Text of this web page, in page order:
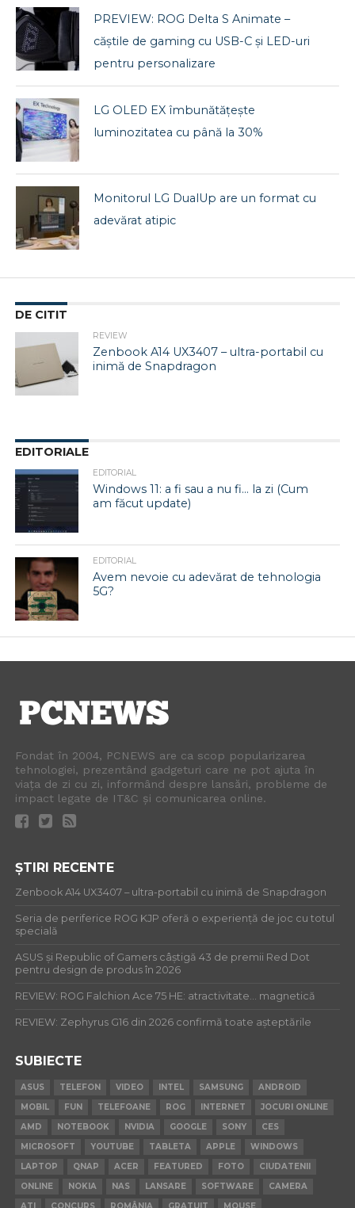
PREVIEW: ROG Delta S Animate –
căștile de gaming cu USB-C și LED-uri
pentru personalizare
LG OLED EX îmbunătățește
luminozitatea cu până la 30%
Monitorul LG DualUp are un format cu
adevărat atipic
DE CITIT
REVIEW
Zenbook A14 UX3407 – ultra-portabil cu
inimă de Snapdragon
EDITORIALE
EDITORIAL
Windows 11: a fi sau a nu fi… la zi (Cum
am făcut update)
EDITORIAL
Avem nevoie cu adevărat de tehnologia
5G?
Fondat în 2004, PCNEWS are ca scop popularizarea
tehnologiei, prezentând gadgeturi care ne pot ajuta în
viața de zi cu zi, informând despre lansări, probleme de
impact legate de IT&C și comunicarea online.
ȘTIRI RECENTE
Zenbook A14 UX3407 – ultra-portabil cu inimă de Snapdragon
Seria de periferice ROG KJP oferă o experiență de joc cu totul
specială
ASUS și Republic of Gamers câștigă 43 de premii Red Dot
pentru design de produs în 2026
REVIEW: ROG Falchion Ace 75 HE: atractivitate… magnetică
REVIEW: Zephyrus G16 din 2026 confirmă toate așteptările
SUBIECTE
ASUS TELEFON VIDEO INTEL SAMSUNG
ANDROID
MOBIL
FUN TELEFOANE ROG INTERNET
JOCURI ONLINE
AMD
NOTEBOOK NVIDIA GOOGLE SONY
CES
MICROSOFT
YOUTUBE TABLETA APPLE
WINDOWS
LAPTOP
QNAP ACER FEATURED FOTO
CIUDATENII
ONLINE
NOKIA NAS LANSARE SOFTWARE
CAMERA
ATI
CONCURS ROMÂNIA GRATUIT MOUSE